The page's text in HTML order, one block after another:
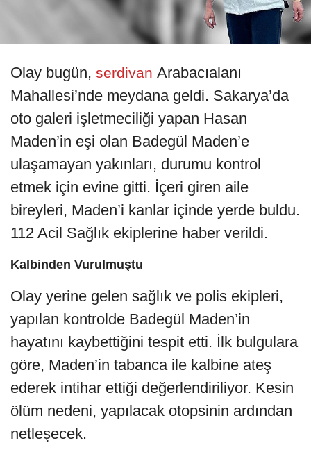
Olay bugün, serdivan Arabacıalanı
Mahallesi’nde meydana geldi. Sakarya’da
oto galeri işletmeciliği yapan Hasan
Maden’in eşi olan Badegül Maden’e
ulaşamayan yakınları, durumu kontrol
etmek için evine gitti. İçeri giren aile
bireyleri, Maden’i kanlar içinde yerde buldu.
112 Acil Sağlık ekiplerine haber verildi.
Kalbinden Vurulmuştu
Olay yerine gelen sağlık ve polis ekipleri,
yapılan kontrolde Badegül Maden’in
hayatını kaybettiğini tespit etti. İlk bulgulara
göre, Maden’in tabanca ile kalbine ateş
ederek intihar ettiği değerlendiriliyor. Kesin
ölüm nedeni, yapılacak otopsinin ardından
netleşecek.